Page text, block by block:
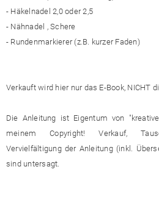
- Häkelnadel 2,0 oder 2,5
- Nähnadel , Schere
- Rundenmarkierer (z.B. kurzer Faden)
Verkauft wird hier nur das E-Book, NICHT
Die Anleitung ist Eigentum von
meinem Copyright! Verkauf,
Vervielfältigung der Anleitung (inkl.
sind untersagt.